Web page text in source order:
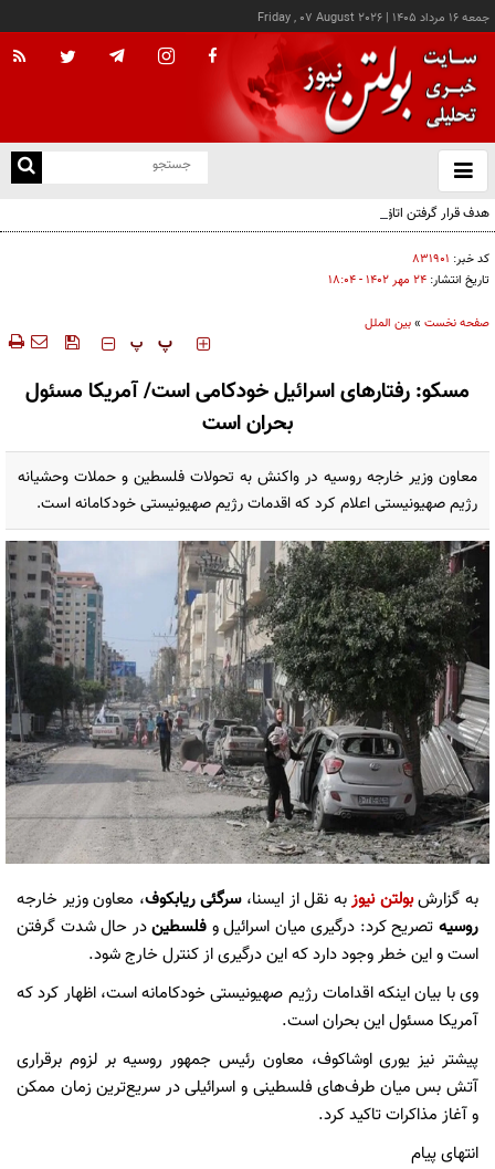
جمعه ۱۶ مرداد ۱۴۰۵ |
Friday , 07 August 2026
باز
و
هدف قرار گرفتن اتاق‌ فرماندهی مزدوران عربستان در یمن
کد خبر: ۸۳۱۹۰۱
تاریخ انتشار: ۲۴ مهر ۱۴۰۲ - ۱۸:۰۴
صفحه نخست »بین الملل
‍‍‍ پ پ
مسکو: رفتارهای اسرائیل خودکامی است/ آمریکا مسئول
بحران است
معاون وزیر خارجه روسیه در واکنش به تحولات فلسطین و حملات وحشیانه
رژیم صهیونیستی اعلام کرد که اقدمات رژیم صهیونیستی خودکامانه است.
به گزارشبولتن نیوزبه نقل از ایسنا،سرگئی ریابکوف، معاون وزیر خارجه
روسیهتصریح کرد: درگیری میان اسرائیل و فلسطیندر حال شدت گرفتن
است و این خطر وجود دارد که این درگیری از کنترل خارج شود.
وی با بیان اینکه اقدامات رژیم صهیونیستی خودکامانه است، اظهار کرد که
آمریکا مسئول این بحران است.
پیشتر نیز یوری اوشاکوف، معاون رئیس جمهور روسیه بر لزوم برقراری
آتش بس میان طرف‌های فلسطینی و اسرائیلی در سریع‌ترین زمان ممکن
و آغاز مذاکرات تاکید کرد.
انتهای پیام